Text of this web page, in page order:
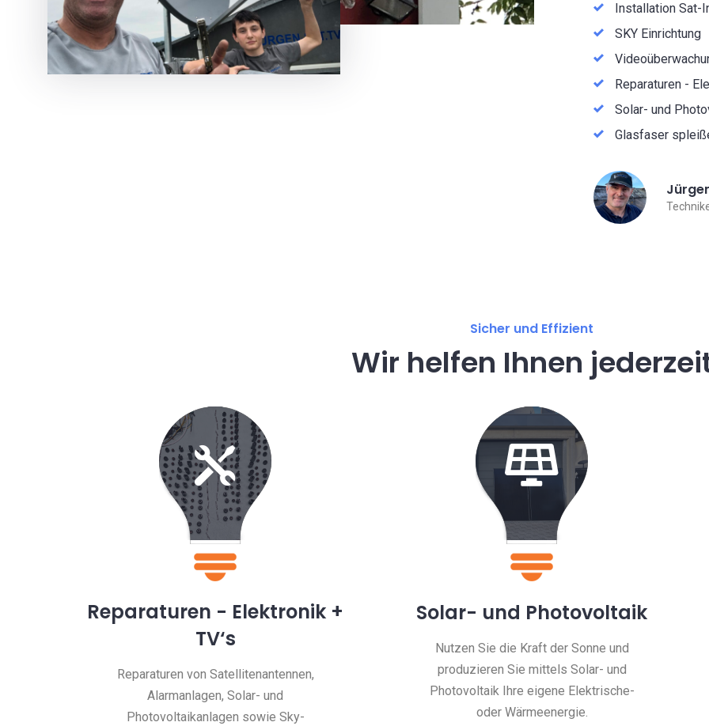
Installation
SKY Einrichtung
Reparaturen -
Solar- und
Glasfaser
Sicher und Effizient
Wir helfen Ihnen
Reparaturen - Elektronik +
TV‘s
Reparaturen von Satellitenantennen,
Alarmanlagen, Solar- und
Photovoltaikanlagen sowie Sky-
Solar- und Photovoltaik
Nutzen Sie die Kraft der Sonne und
produzieren Sie mittels Solar- und
Photovoltaik Ihre eigene Elektrische-
oder Wärmeenergie.